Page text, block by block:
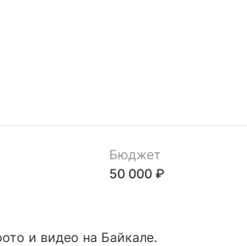
Бюджет
50 000 ₽
и видео на Байкале.